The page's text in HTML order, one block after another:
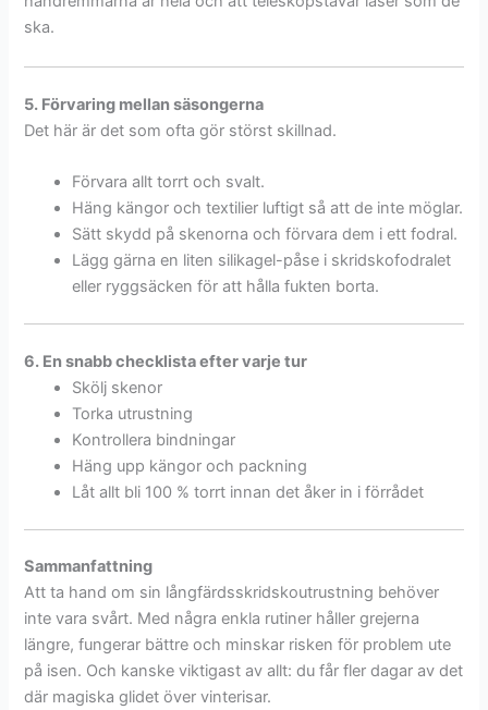
ska.
5. Förvaring mellan säsongerna
Det här är det som ofta gör störst skillnad.
Förvara allt torrt och svalt.
Häng kängor och textilier luftigt så att de inte möglar.
Sätt skydd på skenorna och förvara dem i ett fodral.
Lägg gärna en liten silikagel-påse i skridskofodralet
eller ryggsäcken för att hålla fukten borta.
6. En snabb checklista efter varje tur
Skölj skenor
Torka utrustning
Kontrollera bindningar
Häng upp kängor och packning
Låt allt bli 100 % torrt innan det åker in i förrådet
Sammanfattning
Att ta hand om sin långfärdsskridskoutrustning behöver
inte vara svårt. Med några enkla rutiner håller grejerna
längre, fungerar bättre och minskar risken för problem ute
på isen. Och kanske viktigast av allt: du får fler dagar av det
där magiska glidet över vinterisar.